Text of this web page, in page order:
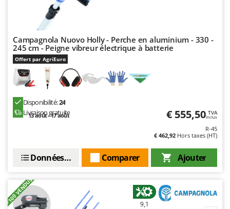
Yard Force
Z
Zanon
Zephir
ZGrills
Zodiac
Zomax
Campagnola Nuovo Holly - Perche en aluminium - 330 -
245 cm - Peigne vibreur électrique à batterie
Offert par AgriEuro
Disponibilité:24
Livraison gratuite
13 août - 17 août € 555,50 TVA
Inclus
R-45
€ 462,92 Hors taxes (HT)
Ajouter
Comparer
Données techniques
+100 VENDUS 9,1